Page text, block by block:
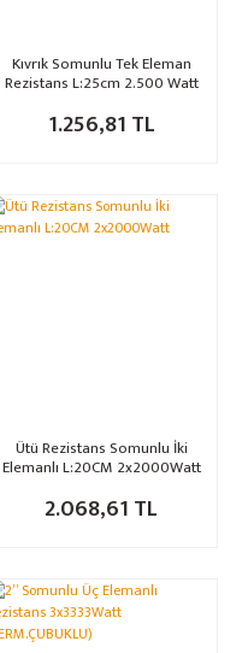
Kıvrık Somunlu Tek Eleman
Rezistans L:25cm 2.500 Watt
1.256,81 TL
Ütü Rezistans Somunlu İki
Elemanlı L:20CM 2x2000Watt
2.068,61 TL